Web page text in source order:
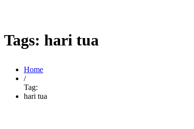
Tags: hari tua
Home
/
Tag:
hari tua